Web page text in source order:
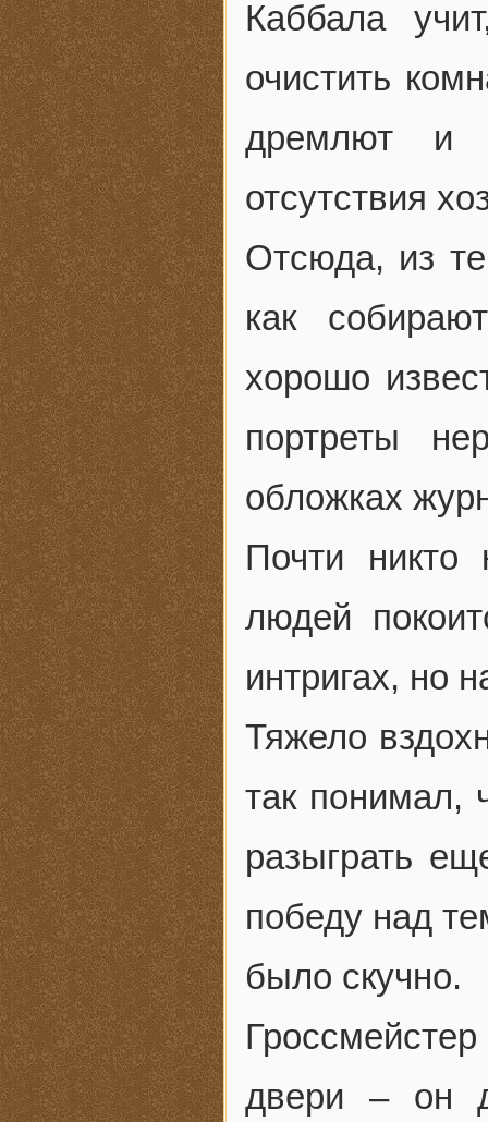
Каббала
очистить
дремлют и
отсутствия
Отсюда, из
как
хорошо
портреты
обложках
Почти никто
людей
интригах, но
Тяжело
так понимал,
разыграть
победу над
было скучно.
двери – он